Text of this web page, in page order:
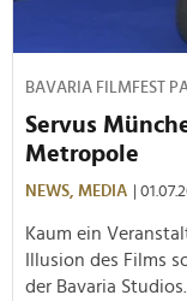
BAVARIA FILMFEST
Servus
Metropole
NEWS, MEDIA |
Kaum ein
Illusion des Films
der Bavaria